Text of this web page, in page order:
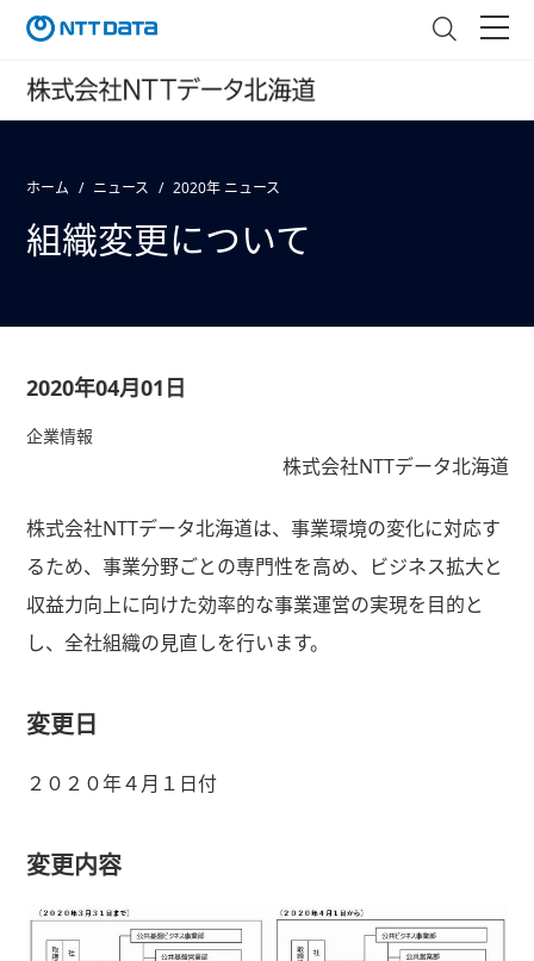
ホーム ニュース 2020年 ニュース
組織変更について
2020年04月01日
企業情報
株式会社NTTデータ北海道
株式会社NTTデータ北海道は、事業環境の変化に対応す
るため、事業分野ごとの専門性を高め、ビジネス拡大と
収益力向上に向けた効率的な事業運営の実現を目的と
し、全社組織の見直しを行います。
変更日
２０２０年４月１日付
変更内容